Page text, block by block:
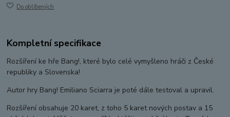
Do oblíbených
Kompletní specifikace
Rozšíření ke hře Bang!, které bylo celé vymyšleno hráči z České
republiky a Slovenska!
Autor hry Bang! Emiliano Sciarra je poté dále testoval a upravil.
Rozšíření obsahuje 20 karet, z toho 5 karet nových postav a 15